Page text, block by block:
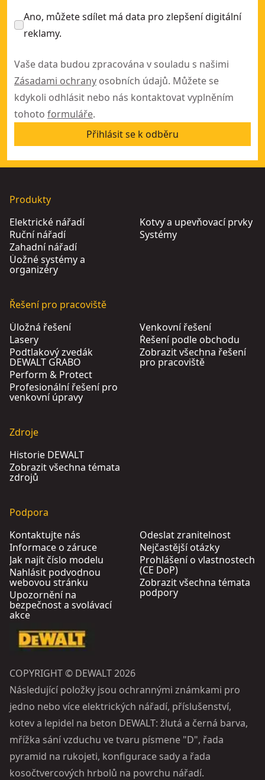
Ano, můžete sdílet má data pro zlepšení digitální
reklamy.
Vaše data budou zpracována v souladu s našimi
Zásadami ochrany osobních údajů. Můžete se
kdykoli odhlásit nebo nás kontaktovat vyplněním
tohoto formuláře.
Přihlásit se k odběru
Produkty
Elektrické nářadí
Ruční nářadí
Zahadní nářadí
Úožné systémy a
organizéry
Kotvy a upevňovací prvky
Systémy
Řešení pro pracoviště
Úložná řešení
Lasery
Podtlakový zvedák
DEWALT GRABO
Perform & Protect
Profesionální řešení pro
venkovní úpravy
Venkovní řešení
Řešení podle obchodu
Zobrazit všechna řešení
pro pracoviště
Zdroje
Historie DEWALT
Zobrazit všechna témata
zdrojů
Podpora
Kontaktujte nás
Informace o záruce
Jak najít číslo modelu
Nahlásit podvodnou
webovou stránku
Upozornění na
bezpečnost a svolávací
akce
Odeslat zranitelnost
Nejčastější otázky
Prohlášení o vlastnostech
(CE DoP)
Zobrazit všechna témata
podpory
COPYRIGHT © DEWALT 2026
Následující položky jsou ochrannými známkami pro
jedno nebo více elektrických nářadí, příslušenství,
kotev a lepidel na beton DEWALT: žlutá a černá barva,
mřížka sání vzduchu ve tvaru písmene "D", řada
pyramid na rukojeti, konfigurace sady a řada
kosočtvercových hrbolů na povrchu nářadí.